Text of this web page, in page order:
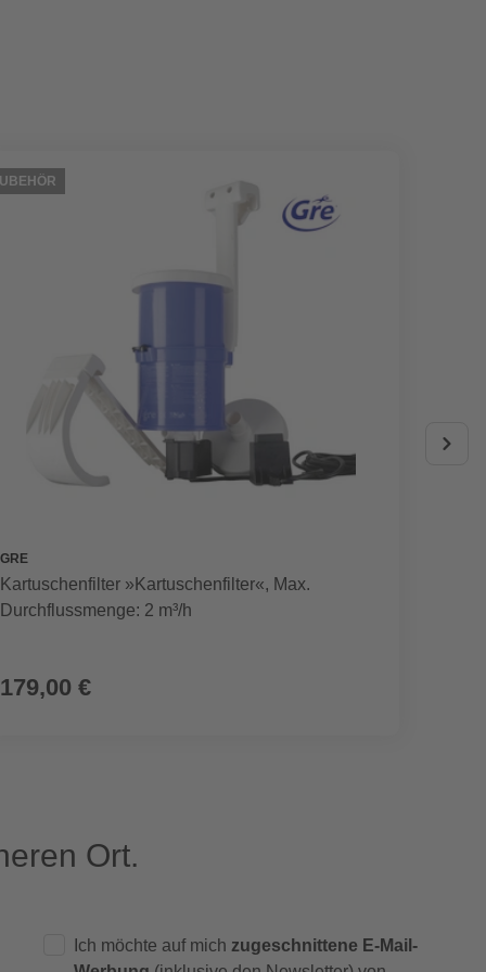
GRE
Kartuschenfilter »Kartuschenfilter«, Max.
Durchflussmenge: 2 m³/h
179,00 €
Ort.
Ich möchte auf mich zugeschnittene E-Mail-